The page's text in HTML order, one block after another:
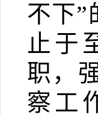
不下”
止于
职，
察工